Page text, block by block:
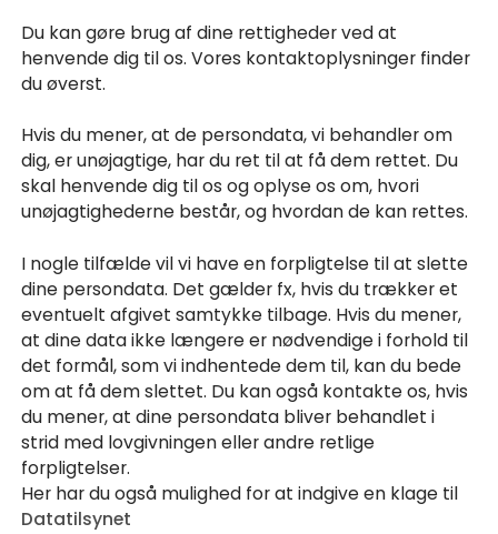
Du kan gøre brug af dine rettigheder ved at
henvende dig til os. Vores kontaktoplysninger finder
du øverst.
Hvis du mener, at de persondata, vi behandler om
dig, er unøjagtige, har du ret til at få dem rettet. Du
skal henvende dig til os og oplyse os om, hvori
unøjagtighederne består, og hvordan de kan rettes.
I nogle tilfælde vil vi have en forpligtelse til at slette
dine persondata. Det gælder fx, hvis du trækker et
eventuelt afgivet samtykke tilbage. Hvis du mener,
at dine data ikke længere er nødvendige i forhold til
det formål, som vi indhentede dem til, kan du bede
om at få dem slettet. Du kan også kontakte os, hvis
du mener, at dine persondata bliver behandlet i
strid med lovgivningen eller andre retlige
forpligtelser.
Her har du også mulighed for at indgive en klage til
Datatilsynet